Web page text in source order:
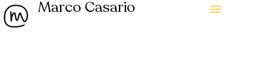
Marco Casario